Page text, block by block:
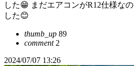
した😁 まだエアコンがR12仕様な
した😊
thumb_up 89
comment2
2024/07/07 13:26